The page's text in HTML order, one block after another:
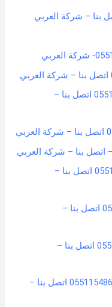
شركة تنظيف مكيفات بحائل – 0551154864 اتصل بنا –
شركة تنظيف مجالس بحائل – 0551154864 اتصل بنا –
شراء اثاث مستعمل بحائل – 0530547685 اتصل بنا –
شركة تنظيف مساجد بحائل – 0551154864 اتصل بنا –
شركة تنظيف مجالس بحفر الباطن – 0551154864 اتصل بنا –